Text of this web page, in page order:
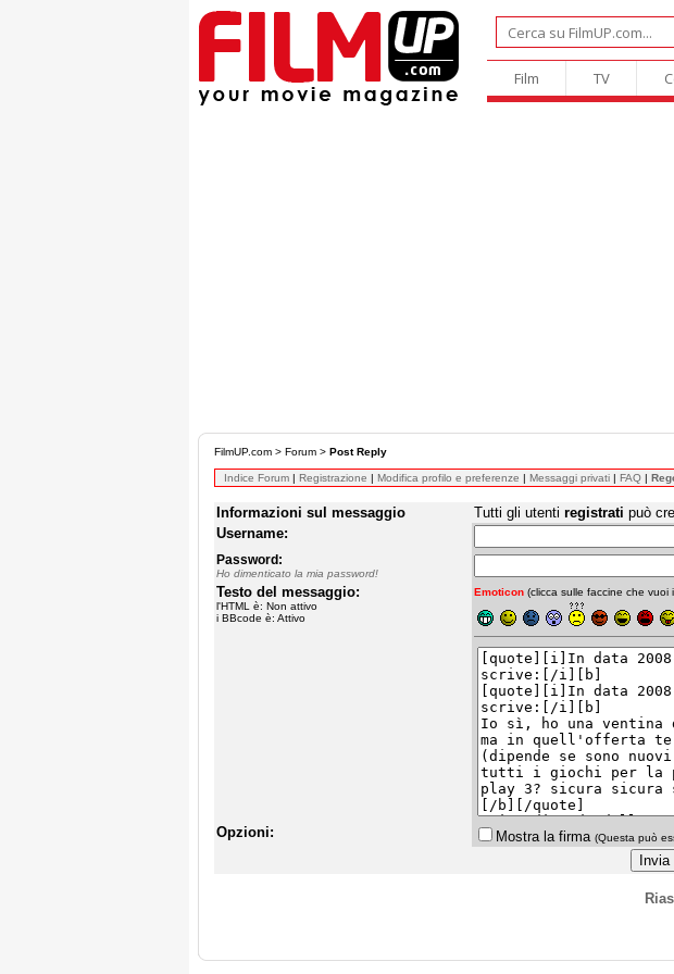
Film TV
FilmUP.com > Forum > Post Reply
Indice Forum | Registrazione | Modifica profilo e preferenze | Messaggi privati | FAQ |
Informazioni sul messaggio Tutti gli utenti registrati può
Username:
Password:
Ho dimenticato la mia password!
Testo del messaggio:
l'HTML è: Non attivo
i BBcode è: Attivo
Emoticon (clicca sulle faccine che vuoi
Opzioni: Mostra la firma (Questa può